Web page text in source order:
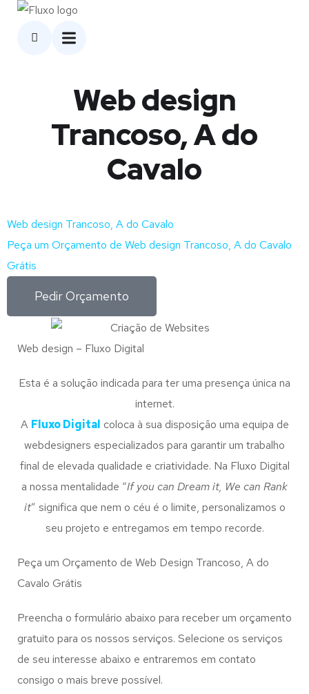
Web design
Trancoso, A do
Cavalo
Web design Trancoso, A do Cavalo
Peça um Orçamento de Web design Trancoso, A do Cavalo
Grátis
Pedir Orçamento
Web design – Fluxo Digital
Esta é a solução indicada para ter uma presença única na
internet.
A Fluxo Digital coloca à sua disposição uma equipa de
webdesigners especializados para garantir um trabalho
final de elevada qualidade e criatividade. Na Fluxo Digital
a nossa mentalidade “If you can Dream it, We can Rank
it” significa que nem o céu é o limite, personalizamos o
seu projeto e entregamos em tempo recorde.
Peça um Orçamento de Web Design Trancoso, A do
Cavalo Grátis
Preencha o formulário abaixo para receber um orçamento
gratuito para os nossos serviços. Selecione os serviços
de seu interesse abaixo e entraremos em contato
consigo o mais breve possível.